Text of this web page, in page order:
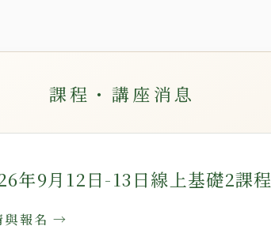
課程・講座消息
年9月12日-13日線上基礎2課程
與報名 →